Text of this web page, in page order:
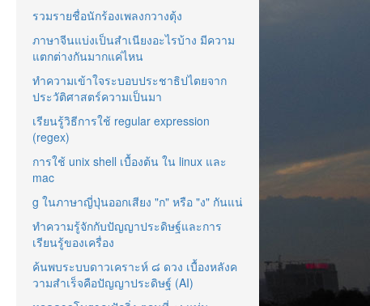
รวมรายชื่อนักร้องเพลงกวางตุ้ง
ภาษาจีนแบ่งเป็นสำเนียงอะไรบ้าง มีความ
แตกต่างกันมากแค่ไหน
ทำความเข้าใจระบอบประชาธิปไตยจาก
ประวัติศาสตร์ความเป็นมา
เรียนรู้วิธีการใช้ regular expression
(regex)
การใช้ unix shell เบื้องต้น ใน linux และ
mac
g ในภาษาญี่ปุ่นออกเสียง "ก" หรือ "ง" กันแน่
ทำความรู้จักกับปัญญาประดิษฐ์และการ
เรียนรู้ของเครื่อง
ค้นพบระบบดาวเคราะห์ ๘ ดวง เบื้องหลังค
วามสำเร็จคือปัญญาประดิษฐ์ (AI)